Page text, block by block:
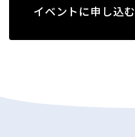
イベントに申し込む